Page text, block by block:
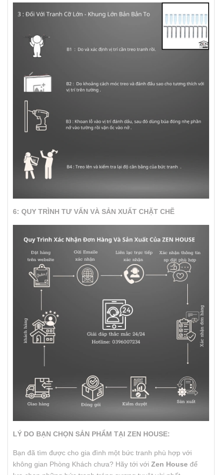
6: QUY TRÌNH TƯ VẤN VÀ SẢN XUẤT CHẶT CHẼ
LÝ DO BẠN CHỌN SẢN PHẨM TẠI ZEN HOUSE:
Bạn đã tìm được cho gia đình một bức tranh phù hợp với
không gian Phòng Khách chưa? Hãy tới với Zen House để